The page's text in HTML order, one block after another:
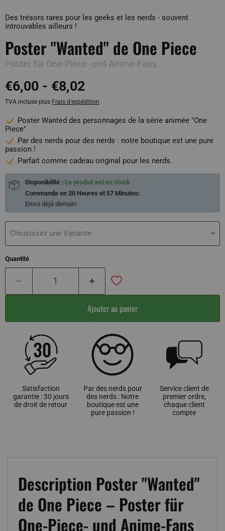
Des trésors rares pour les geeks et les nerds - souvent
introuvables ailleurs !
Poster "Wanted" de One Piece
Poster für One-Piece- und Anime-Fans
€6,00 - €8,02
TVA incluse plus Frais d'expédition
Poster Wanted des personnages de la série animée "One
Piece"
Par des nerds pour des nerds : notre boutique est une pure
passion !
Parfait comme cadeau original pour les nerds.
Disponibilité : Le produit est en stock
Commande en 20 Heures et 57 Minutes:
Envoi déjà demain
Choisissez une Variante
Quantité
Ajouter au panier
Satisfaction
garantie : 30 jours
de droit de retour
Par des nerds pour
des nerds : Notre
boutique est une
pure passion !
Service client de
premier ordre,
chaque client
compte
Description Poster "Wanted"
de One Piece – Poster für
One-Piece- und Anime-Fans